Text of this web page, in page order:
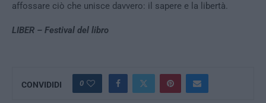
affossare ciò che unisce davvero: il sapere e la libertà.
LIBER – Festival del libro
CONVIDIDI 0